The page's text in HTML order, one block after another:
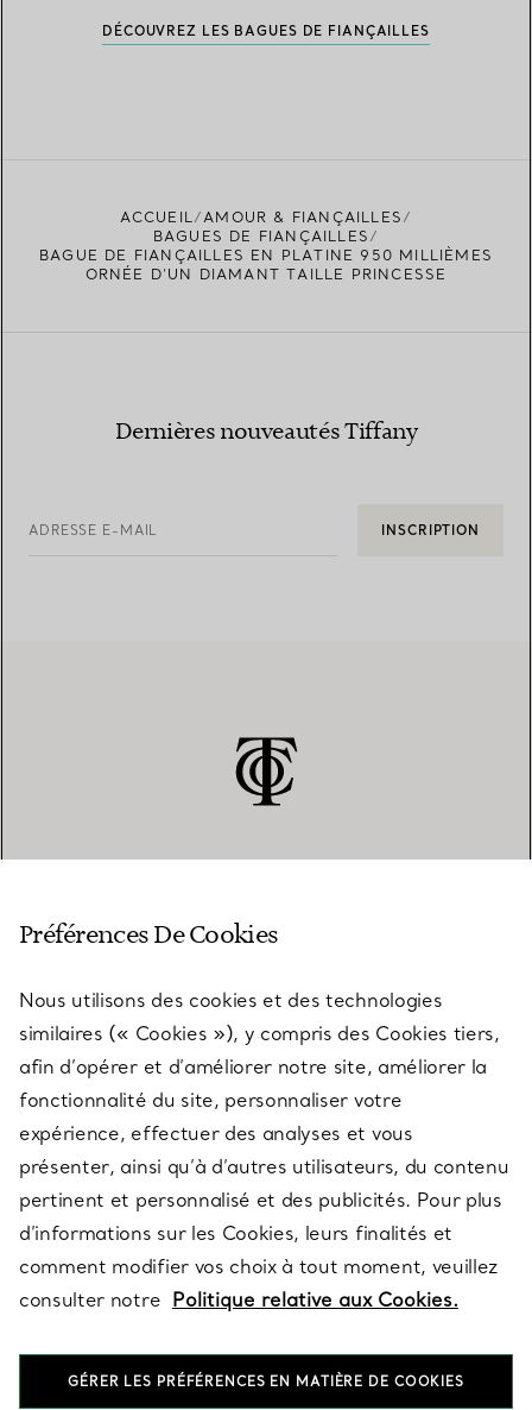
DÉCOUVREZ LES BAGUES DE FIANÇAILLES
ACCUEIL
AMOUR & FIANÇAILLES
BAGUES DE FIANÇAILLES
BAGUE DE FIANÇAILLES EN PLATINE 950 MILLIÈMES
ORNÉE D’UN DIAMANT TAILLE PRINCESSE
Dernières nouveautés Tiffany
ADRESSE E-MAIL INSCRIPTION
SERVICES
À PROPOS
QUESTIONS LÉGALES
SUIVEZ-NOUS
Préférences De Cookies
Nous utilisons des cookies et des technologies
similaires (« Cookies »), y compris des Cookies tiers,
afin d’opérer et d’améliorer notre site, améliorer la
fonctionnalité du site, personnaliser votre
expérience, effectuer des analyses et vous
présenter, ainsi qu’à d’autres utilisateurs, du contenu
pertinent et personnalisé et des publicités. Pour plus
d’informations sur les Cookies, leurs finalités et
comment modifier vos choix à tout moment, veuillez
consulter notre Politique relative aux Cookies.
GÉRER LES PRÉFÉRENCES EN MATIÈRE DE COOKIES